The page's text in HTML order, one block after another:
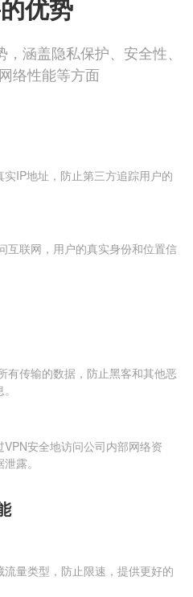
优势
涵盖隐私保护、安全性、
络性能等方面
IP地址，防止第三方追踪用户的
互联网，用户的真实身份和位置信
有传输的数据，防止黑客和其他恶
安全地访问公司内部网络资
露。
流量类型，防止限速，提供更好的